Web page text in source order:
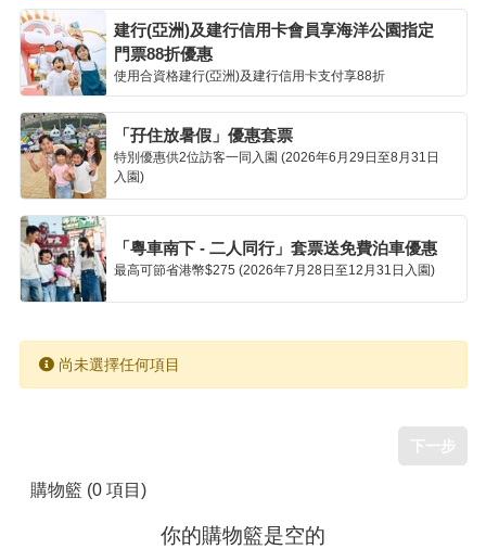
建行(亞洲)及建行信用卡會員享海洋公園指定
門票88折優惠
使用合資格建行(亞洲)及建行信用卡支付享88折
「孖住放暑假」優惠套票
特別優惠供2位訪客一同入園 (2026年6月29日至8月31日
入園)
「粵車南下 - 二人同行」套票送免費泊車優惠
最高可節省港幣$275 (2026年7月28日至12月31日入園)
尚未選擇任何項目
下一步
購物籃 (0 項目)
你的購物籃是空的